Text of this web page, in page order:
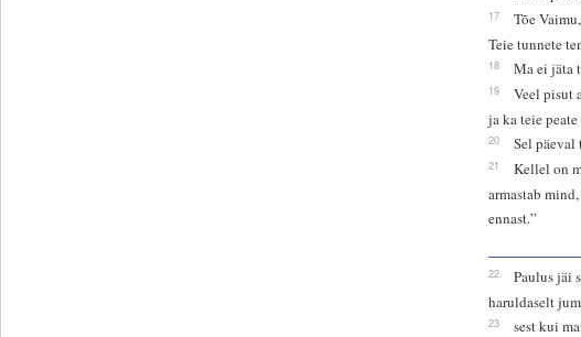
17
Tõe
Teie tunnete
18 Ma ei jäta
19
Veel pisut
ja ka teie peate
20 Sel päeval
21
Kellel on
armastab
ennast.”
22
Paulus jäi
haruldaselt
23
sest kui